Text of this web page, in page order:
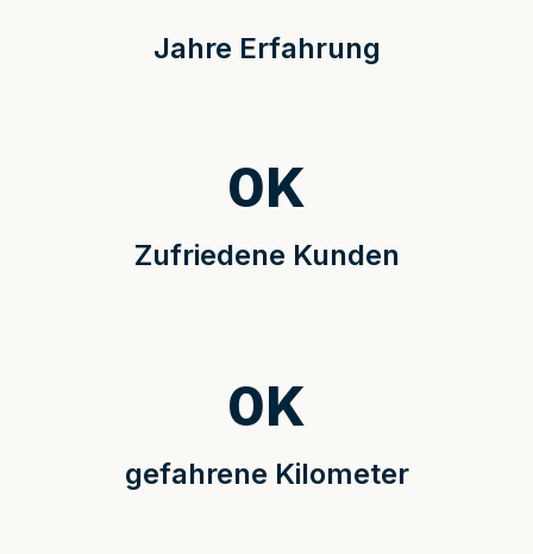
Jahre Erfahrung
Zufriedene Kunden
0K
gefahrene Kilometer
0K